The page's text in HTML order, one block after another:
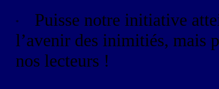
Puisse notre initiative
l’avenir des inimitiés, mais
nos lecteurs !